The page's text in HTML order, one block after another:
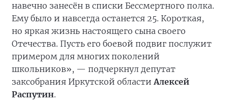
навечно занесён в списки Бессмертного полка.
Ему было и навсегда останется 25. Короткая,
но яркая жизнь настоящего сына своего
Отечества. Пусть его боевой подвиг послужит
примером для многих поколений
школьников», — подчеркнул депутат
заксобрания Иркутской областиАлексей
Распутин.